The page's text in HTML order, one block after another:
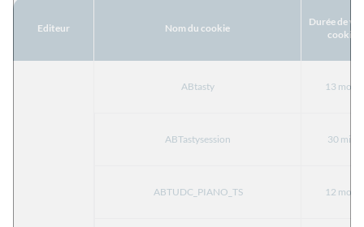
Editeur Nom du cookie
Durée de vie
cookie
ABtasty 13 mois
ABTastysession 30 min
ABTUDC_PIANO_TS 12 mois